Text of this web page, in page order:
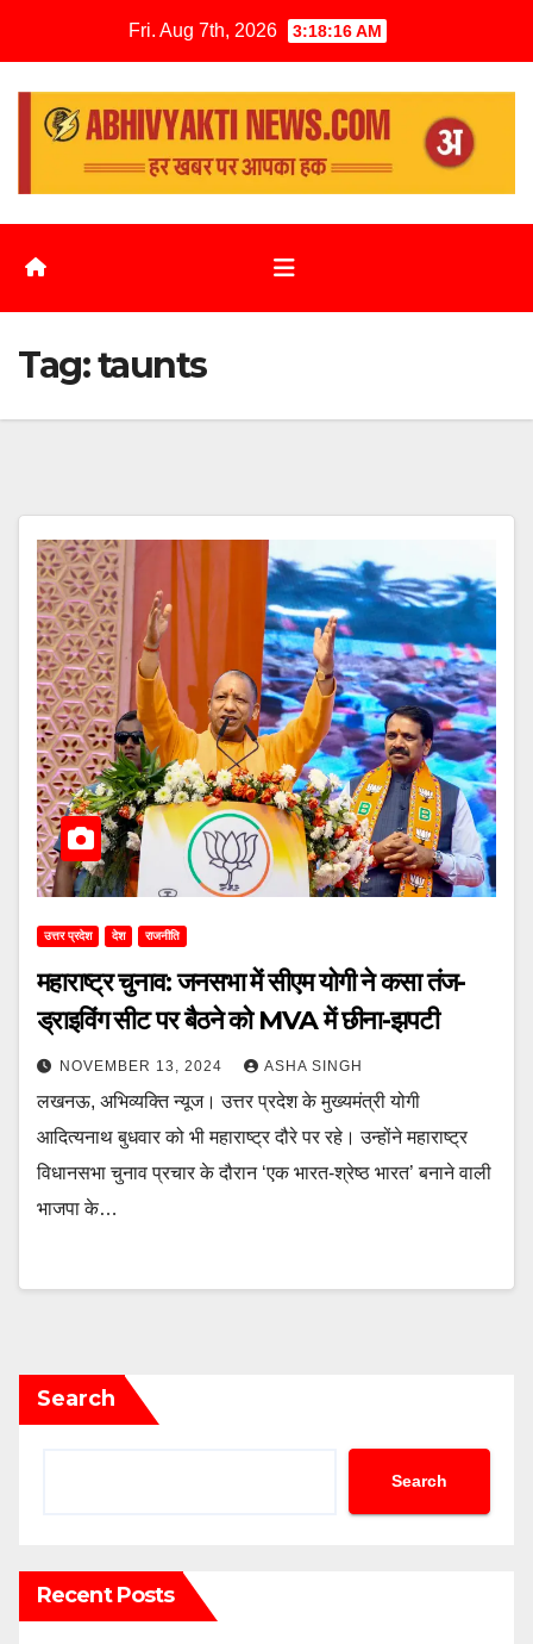
Fri. Aug 7th, 2026 3:18:16 AM
Tag:taunts
उत्तर प्रदेश देश राजनीति
महाराष्ट्र चुनाव: जनसभा में सीएम योगी ने कसा तंज-
ड्राइविंग सीट पर बैठने को MVA में छीना-झपटी
NOVEMBER 13, 2024 ASHA SINGH
लखनऊ, अभिव्यक्ति न्यूज। उत्तर प्रदेश के मुख्यमंत्री योगी
आदित्यनाथ बुधवार को भी महाराष्ट्र दौरे पर रहे। उन्होंने महाराष्ट्र
विधानसभा चुनाव प्रचार के दौरान ‘एक भारत-श्रेष्ठ भारत’ बनाने वाली
भाजपा के…
Search
Search
Recent Posts